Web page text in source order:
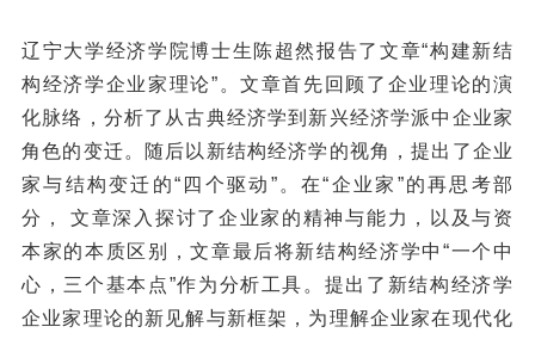
辽宁大学经济学院博士生陈超然报告了文章“构建新结
构经济学企业家理论”。文章首先回顾了企业理论的演
化脉络，分析了从古典经济学到新兴经济学派中企业家
角色的变迁。随后以新结构经济学的视角，提出了企业
家与结构变迁的“四个驱动”。在“企业家”的再思考部
分， 文章深入探讨了企业家的精神与能力，以及与资
本家的本质区别，文章最后将新结构经济学中“一个中
心，三个基本点”作为分析工具。提出了新结构经济学
企业家理论的新见解与新框架，为理解企业家在现代化